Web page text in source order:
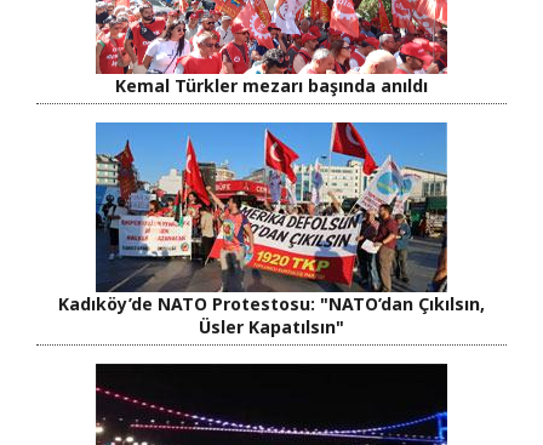
Kemal Türkler mezarı başında anıldı
Kadıköy’de NATO Protestosu: "NATO’dan Çıkılsın,
Üsler Kapatılsın"